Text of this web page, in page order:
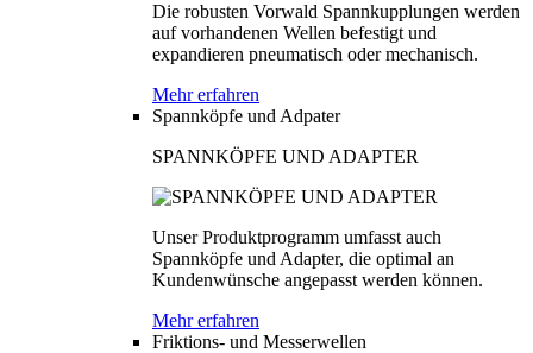
Die robusten Vorwald Spannkupplungen werden
auf vorhandenen Wellen befestigt und
expandieren pneumatisch oder mechanisch.
Mehr erfahren
Spannköpfe und Adpater
SPANNKÖPFE UND ADAPTER
Unser Produktprogramm umfasst auch
Spannköpfe und Adapter, die optimal an
Kundenwünsche angepasst werden können.
Mehr erfahren
Friktions- und Messerwellen